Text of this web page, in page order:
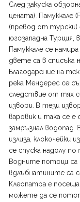
След закуска
цената). Памуккале
(превод от турски)
югозападна Турция,
Памуккале се
двете са в списъка
Благодарение на
река Мендерес се
следствие от тях
извори. В тези
варовик и така се е
замръзнал
излиза, клокочейки
се спуска надолу
Водните потоци са
вдлъбнатините са
Клеопатра е
можете да се